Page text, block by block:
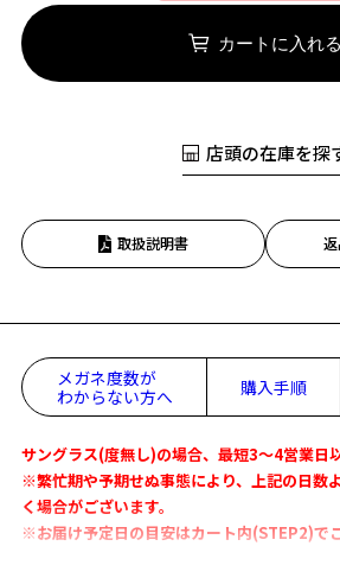
カートに入れる
店頭の在庫を探
取扱説明書
メガネ度数が
わからない方へ
購入手順
サングラス(度無し)の場合、最短3～4営業日
※繁忙期や予期せぬ事態により、上記の日数
く場合がございます。
※お届け予定日の目安はカート内(STEP2)で